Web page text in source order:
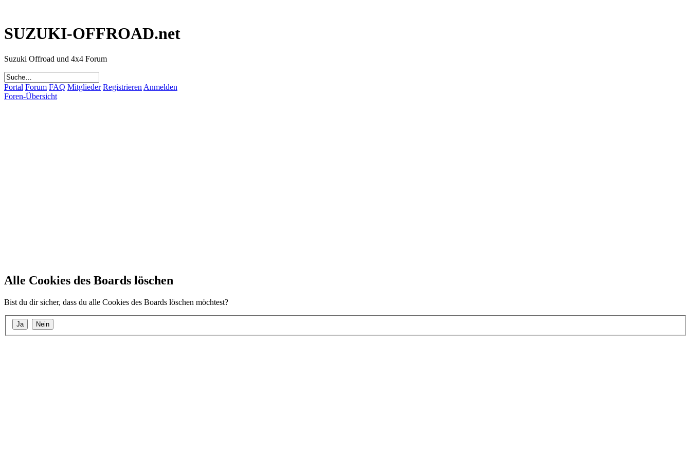
SUZUKI-OFFROAD.net
Suzuki Offroad und 4x4 Forum
Portal Forum FAQ Mitglieder Registrieren Anmelden
Foren-Übersicht
Alle Cookies des Boards löschen
Bist du dir sicher, dass du alle Cookies des Boards löschen möchtest?